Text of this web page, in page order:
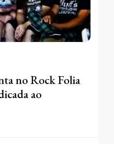
no Rock Folia
ao